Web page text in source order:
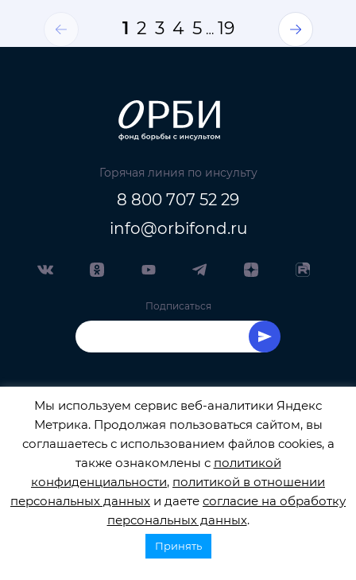
Сбор закрыт! Спасибо, что помогли в сборе средств.
1 2 3 4 5 … 19
Горячая линия по инсульту
8 800 707 52 29
info@orbifond.ru
Подписаться
ОФИЦИАЛЬНЫЙ ОПЕРАТОР ОБРАБОТКИ
ПЕРСОНАЛЬНЫХ ДАННЫХ РЕГИСТРАЦИОННЫЙ
НОМЕР 77-22-133540
Мы используем сервис веб-аналитики Яндекс
Метрика. Продолжая пользоваться сайтом, вы
соглашаетесь с использованием файлов cookies, а
также ознакомлены с политикой
конфиденциальности, политикой в отношении
персональных данных и даете согласие на обработку
персональных данных.
Принять